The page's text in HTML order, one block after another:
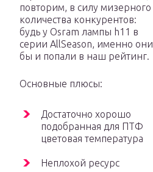
повторим, в силу мизерного
количества конкурентов:
будь у Osram лампы h11 в
серии AllSeason, именно они
бы и попали в наш рейтинг.
Основные плюсы:
Достаточно хорошо
подобранная для ПТФ
цветовая температура
Неплохой ресурс